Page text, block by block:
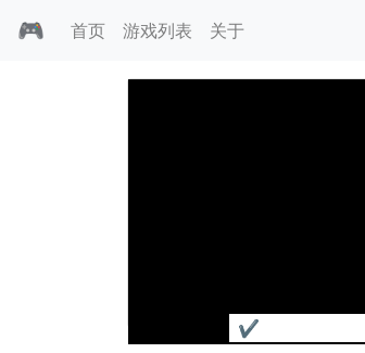
🎮 首页 游戏列表 关于
✔